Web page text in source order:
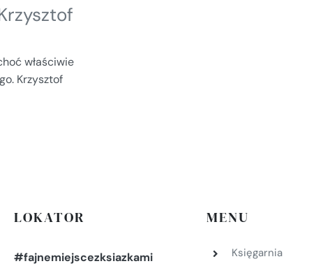
właściwie
Krzysztof
LOKATOR
#fajnemiejscezksiazkami
MENU
Księgarnia